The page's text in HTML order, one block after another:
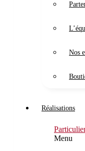
Nos
Réalisations
Menu